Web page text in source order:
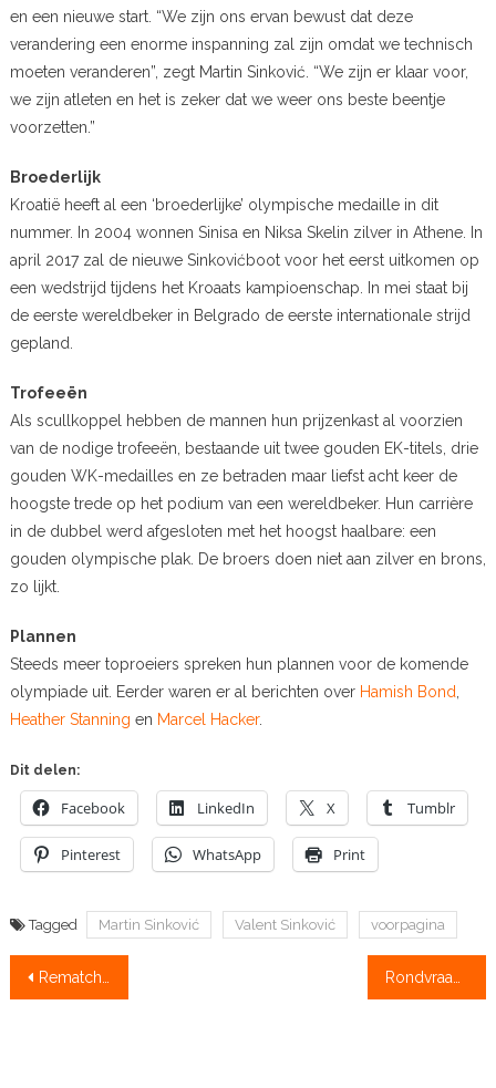
en een nieuwe start. “We zijn ons ervan bewust dat deze
verandering een enorme inspanning zal zijn omdat we technisch
moeten veranderen”, zegt Martin Sinković. “We zijn er klaar voor,
we zijn atleten en het is zeker dat we weer ons beste beentje
voorzetten.”
Broederlijk
Kroatië heeft al een ‘broederlijke’ olympische medaille in dit
nummer. In 2004 wonnen Sinisa en Niksa Skelin zilver in Athene. In
april 2017 zal de nieuwe Sinkovićboot voor het eerst uitkomen op
een wedstrijd tijdens het Kroaats kampioenschap. In mei staat bij
de eerste wereldbeker in Belgrado de eerste internationale strijd
gepland.
Trofeeën
Als scullkoppel hebben de mannen hun prijzenkast al voorzien
van de nodige trofeeën, bestaande uit twee gouden EK-titels, drie
gouden WK-medailles en ze betraden maar liefst acht keer de
hoogste trede op het podium van een wereldbeker. Hun carrière
in de dubbel werd afgesloten met het hoogst haalbare: een
gouden olympische plak. De broers doen niet aan zilver en brons,
zo lijkt.
Plannen
Steeds meer toproeiers spreken hun plannen voor de komende
olympiade uit. Eerder waren er al berichten over Hamish Bond,
Heather Stanning en Marcel Hacker.
Dit delen:
Facebook LinkedIn X Tumblr
Pinterest WhatsApp Print
Tagged Martin Sinković Valent Sinković voorpagina
Bericht
Rematch tussen Drysdale en Martin Rondvraag nieuwe wedstrijdopzet: ‘Grote problemen voor tweedejaarsroeiers’